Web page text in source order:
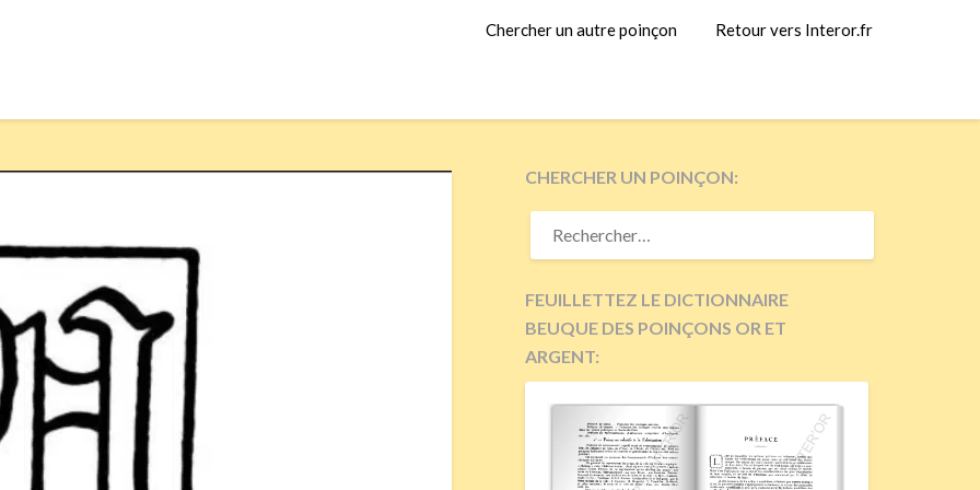
Chercher un autre poinçon Retour vers Interor.fr
CHERCHER UN POINÇON:
RECHERCHER :
FEUILLETTEZ LE DICTIONNAIRE
BEUQUE DES POINÇONS OR ET
ARGENT: